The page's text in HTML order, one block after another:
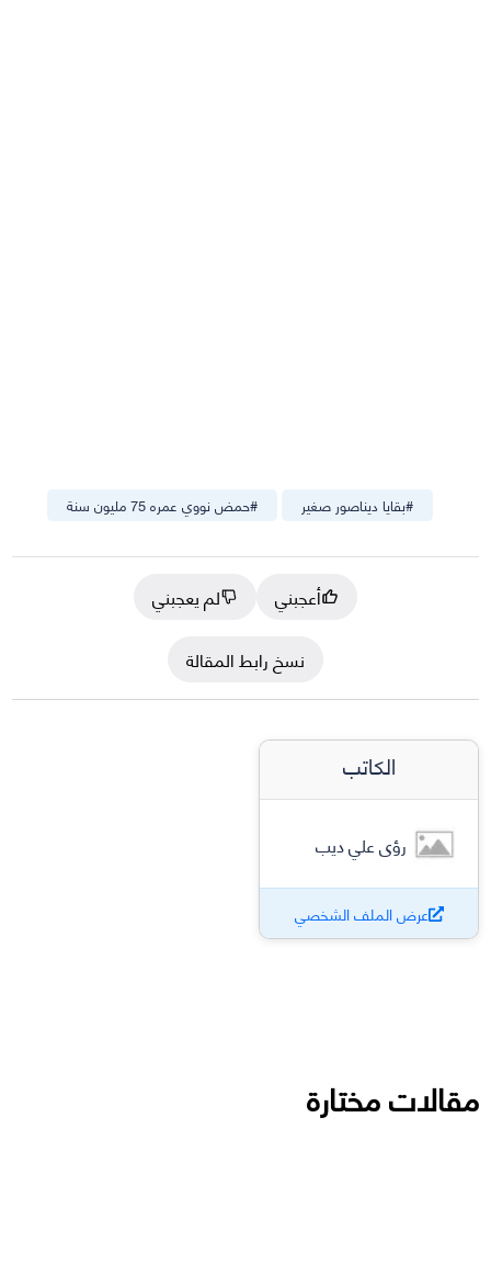
#حمض نووي عمره 75 مليون سنة #بقايا ديناصور صغير
أعجبني
لم يعجبني
نسخ رابط المقالة
الكاتب
رؤى علي ديب
عرض الملف الشخصي
مقالات مختارة